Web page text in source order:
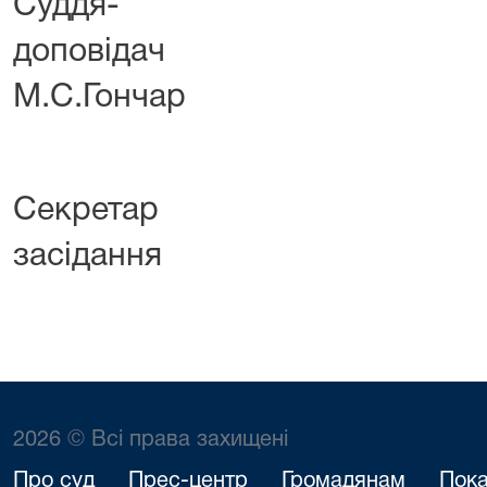
Суддя-
М.С.Гончар
Секретар
засідання
2026 © Всі права захищені
Про суд Прес-центр Громадянам